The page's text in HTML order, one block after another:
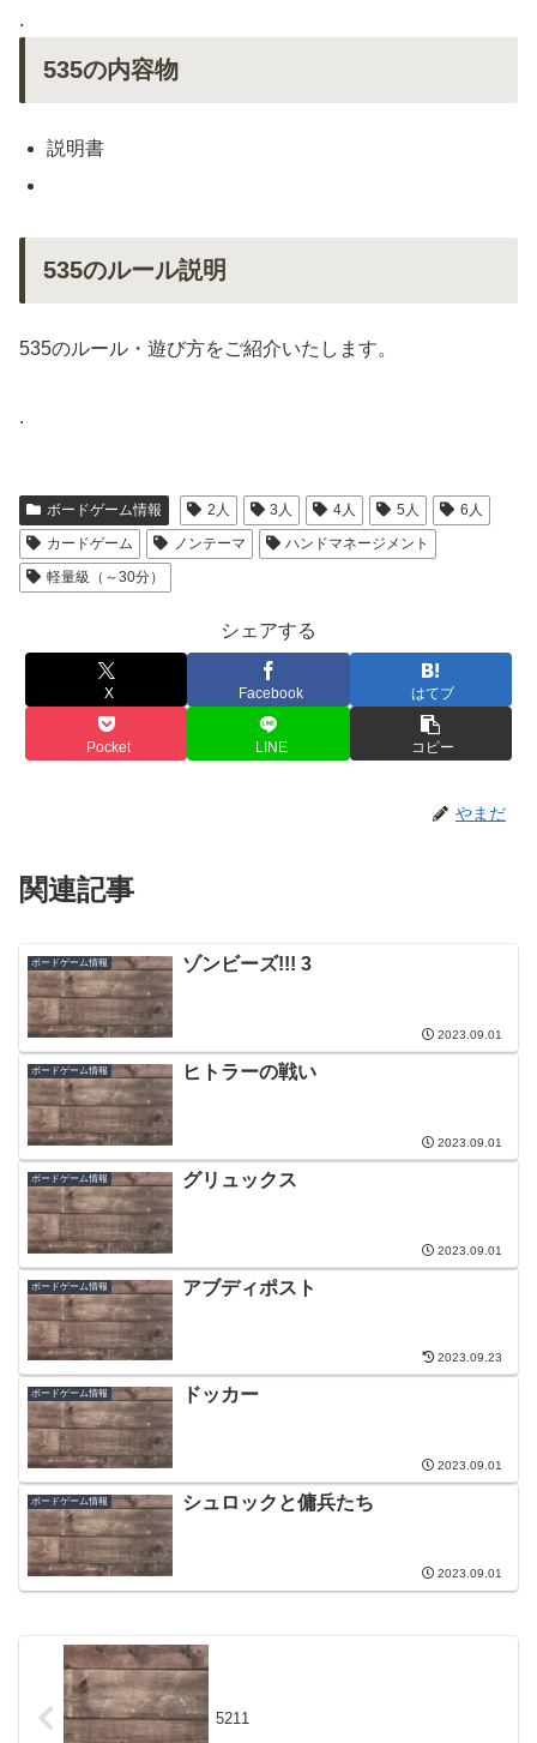
.
535の内容物
説明書
535のルール説明
535のルール・遊び方をご紹介いたします。
.
ボードゲーム情報 2人 3人 4人 5人
6人
カードゲーム
ノンテーマ
ハンドマネージメント
軽量級（～30分）
シェアする
X Facebook はてブ
Pocket LINE コピー
やまだ
関連記事
ボードゲーム情報 ゾンビーズ!!! 3
2023.09.01
ボードゲーム情報 ヒトラーの戦い
2023.09.01
ボードゲーム情報 グリュックス
2023.09.01
ボードゲーム情報 アブディポスト
2023.09.23
ボードゲーム情報 ドッカー
2023.09.01
ボードゲーム情報 シュロックと傭兵たち
2023.09.01
5211